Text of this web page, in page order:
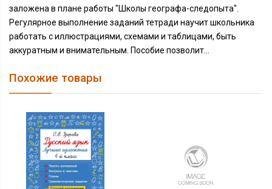
заложена в плане работы "Школы географа-следопыта".
Регулярное выполнение заданий тетради научит школьника
работать с иллюстрациями, схемами и таблицами, быть
аккуратным и внимательным. Пособие позволит...
Похожие товары